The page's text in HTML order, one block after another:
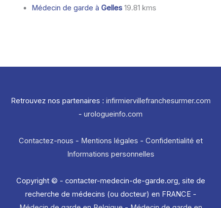
Médecin de garde à Gelles19.81 kms
Retrouvez nos partenaires : infirmiervillefranchesurmer.com
- urologueinfo.com
Contactez-nous - Mentions légales - Confidentialité et
Informations personnelles
Copyright © - contacter-medecin-de-garde.org, site de
recherche de médecins (ou docteur) en FRANCE -